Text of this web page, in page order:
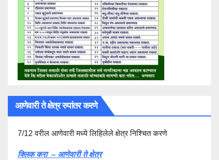
आणेवारी ते क्षेत्र रुपांतर करणे
7/12 वरील आणेवारी मध्ये लिहिलेले क्षेत्र निश्चित करणे
क्लिक करा – आणेवारी ते क्षेत्र